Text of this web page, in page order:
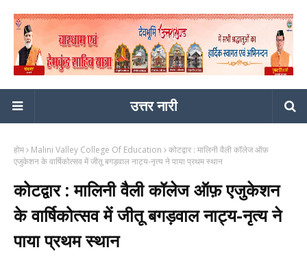
उत्तर नारी
होम Malini Valley College Of Education
कोटद्वार : मालिनी वैली कॉलेज ऑफ़
एजुकेशन के वार्षिकोत्सव में जीतू बगड़वाल नाट्य-नृत्य ने पाया प्रथम स्थान
कोटद्वार : मालिनी वैली कॉलेज ऑफ़ एजुकेशन
के वार्षिकोत्सव में जीतू बगड़वाल नाट्य-नृत्य ने
पाया प्रथम स्थान